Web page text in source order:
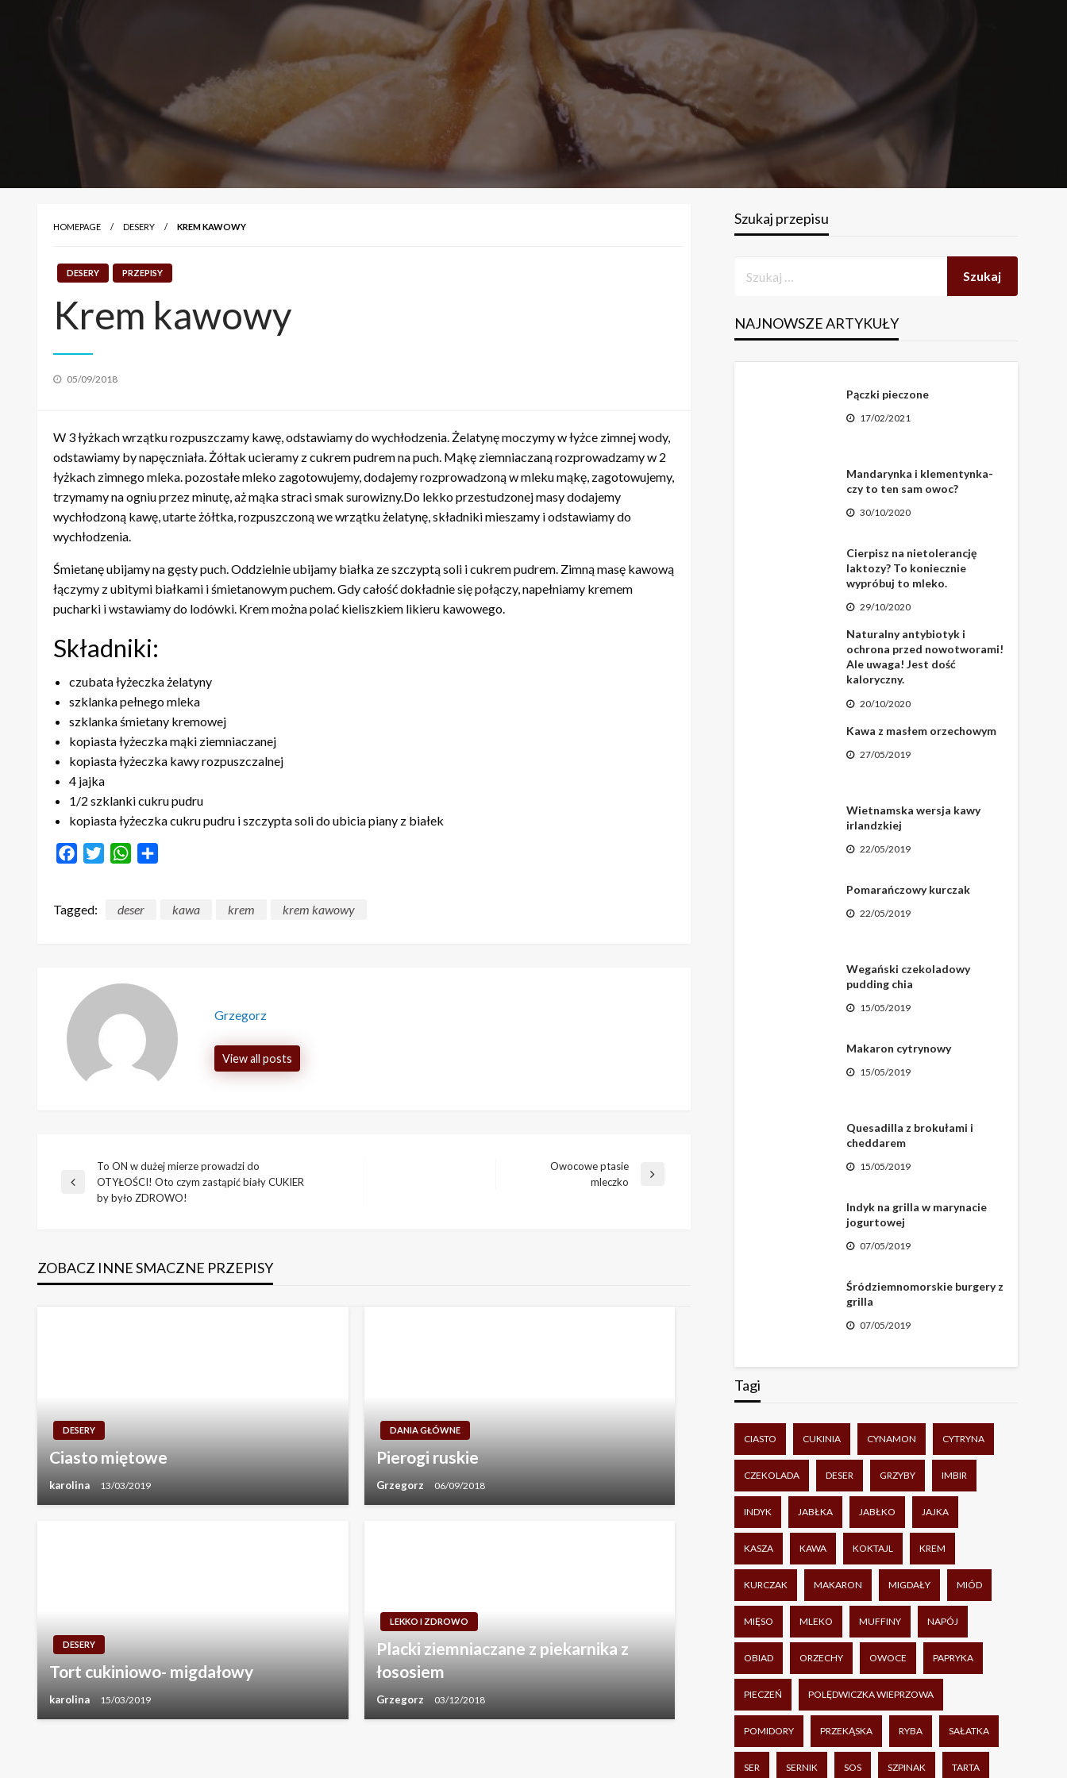
HOMEPAGE DESERY KREM KAWOWY
DESERY PRZEPISY
Krem kawowy
Posted
05/09/2018
W 3 łyżkach wrzątku rozpuszczamy kawę, odstawiamy do wychłodzenia. Żelatynę moczymy w łyżce zimnej wody,
odstawiamy by napęczniała. Żółtak ucieramy z cukrem pudrem na puch. Mąkę ziemniaczaną rozprowadzamy w 2
łyżkach zimnego mleka. pozostałe mleko zagotowujemy, dodajemy rozprowadzoną w mleku mąkę, zagotowujemy,
trzymamy na ogniu przez minutę, aż mąka straci smak surowizny.Do lekko przestudzonej masy dodajemy
wychłodzoną kawę, utarte żółtka, rozpuszczoną we wrzątku żelatynę, składniki mieszamy i odstawiamy do
wychłodzenia.
Śmietanę ubijamy na gęsty puch. Oddzielnie ubijamy białka ze szczyptą soli i cukrem pudrem. Zimną masę kawową
łączymy z ubitymi białkami i śmietanowym puchem. Gdy całość dokładnie się połączy, napełniamy kremem
pucharki i wstawiamy do lodówki. Krem można polać kieliszkiem likieru kawowego.
Składniki:
czubata łyżeczka żelatyny
szklanka pełnego mleka
szklanka śmietany kremowej
kopiasta łyżeczka mąki ziemniaczanej
kopiasta łyżeczka kawy rozpuszczalnej
4 jajka
1/2 szklanki cukru pudru
kopiasta łyżeczka cukru pudru i szczypta soli do ubicia piany z białek
FacebookTwitterWhatsApp
Tagged: deser kawa krem krem kawowy
Grzegorz
View all posts
Nawigacja
Previous
To ON w dużej mierze prowadzi do
OTYŁOŚCI! Oto czym zastąpić biały CUKIER
by było ZDROWO!
Owocowe ptasie
mleczko
ZOBACZ INNE SMACZNE PRZEPISY
DESERY
Ciasto miętowe
karolina 13/03/2019
DANIA GŁÓWNE
Pierogi ruskie
Grzegorz 06/09/2018
DESERY
Tort cukiniowo- migdałowy
karolina 15/03/2019
LEKKO I ZDROWO
Placki ziemniaczane z piekarnika z
łososiem
Grzegorz 03/12/2018
Szukaj przepisu
NAJNOWSZE ARTYKUŁY
Pączki pieczone
17/02/2021
Mandarynka i klementynka-
czy to ten sam owoc?
30/10/2020
Cierpisz na nietolerancję
laktozy? To koniecznie
wypróbuj to mleko.
29/10/2020
Naturalny antybiotyk i
ochrona przed nowotworami!
Ale uwaga! Jest dość
kaloryczny.
20/10/2020
Kawa z masłem orzechowym
27/05/2019
Wietnamska wersja kawy
irlandzkiej
22/05/2019
Pomarańczowy kurczak
22/05/2019
Wegański czekoladowy
pudding chia
15/05/2019
Makaron cytrynowy
15/05/2019
Quesadilla z brokułami i
cheddarem
15/05/2019
Indyk na grilla w marynacie
jogurtowej
07/05/2019
Śródziemnomorskie burgery z
grilla
07/05/2019
Tagi
CIASTO CUKINIA CYNAMON CYTRYNA
CZEKOLADA DESER GRZYBY IMBIR
INDYK JABŁKA JABŁKO JAJKA
KASZA KAWA KOKTAJL KREM
KURCZAK MAKARON MIGDAŁY MIÓD
MIĘSO MLEKO MUFFINY NAPÓJ
OBIAD ORZECHY OWOCE PAPRYKA
PIECZEŃ POLĘDWICZKA WIEPRZOWA
POMIDORY PRZEKĄSKA RYBA SAŁATKA
SER SERNIK SOS SZPINAK TARTA